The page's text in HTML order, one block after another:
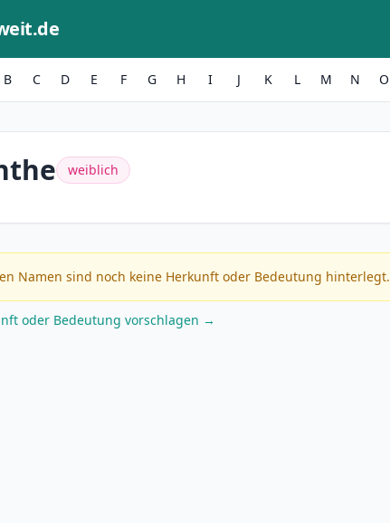
B C D E F G H I J K L M N O
weiblich
Namen sind noch keine Herkunft oder Bedeutung hinterlegt.
oder Bedeutung vorschlagen →